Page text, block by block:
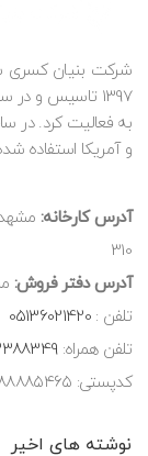
شرکت بنیان کسری
به فعالیت کرد. در
و آمریکا استفاده
آدرس کارخانه:
310
آدرس دفتر فروش:
تلفن :05136021420
تلفن همراه:
کدپستی: ۹۱۸۸۸۸۵۴۶۵
نوشته های اخیر